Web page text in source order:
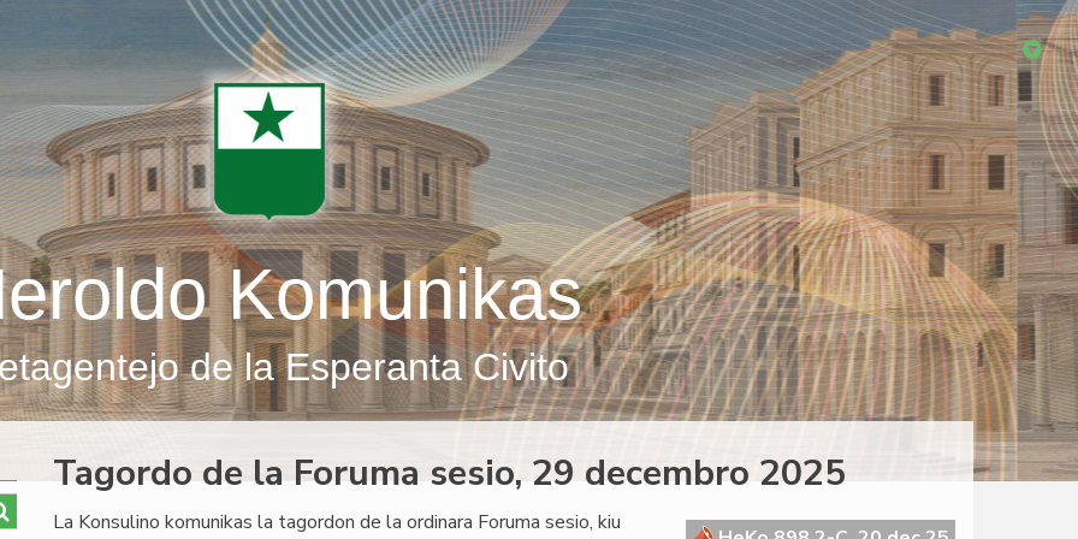
Komunikas
de la Esperanta Civito
Tagordo de la Foruma sesio, 29 decembro 2025
La Konsulino komunikas la tagordon de la ordinara Foruma sesio, kiu